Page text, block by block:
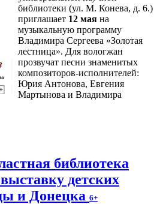
библиотеки (ул. М. Конева, д. 6.)
приглашает 12 мая на
музыкальную программу
Владимира Сергеева «Золотая
лестница». Для вологжан
прозвучат песни знаменитых
композиторов-исполнителей:
Юрия Антонова, Евгения
Мартынова и Владимира
библиотека
детских
и Донецка 6+